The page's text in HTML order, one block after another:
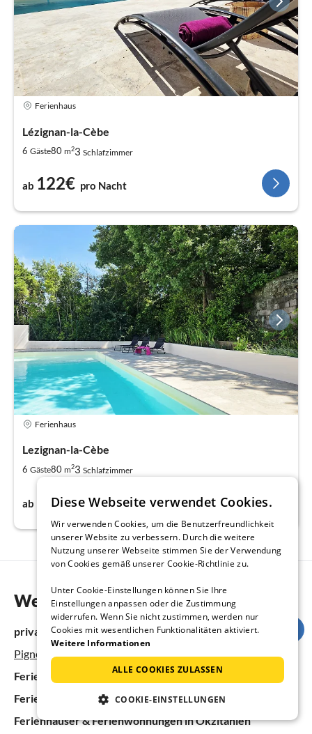
Ferienhaus
Lézignan-la-Cèbe
6 Gäste80 m23 Schlafzimmer
ab 122€ pro Nacht
Ferienhaus
Lezignan-la-Cèbe
6 Gäste80 m23 Schlafzimmer
ab 172€ pro Nacht
Weitere Informationen
private Homepage:
Pignes et Lucques
Ferienhäuser & Ferienwohnungen in Frankreich
Ferienhäuser & Ferienwohnungen in Südfrankreich
Ferienhäuser & Ferienwohnungen in Okzitanien
Diese Webseite verwendet Cookies.
Wir verwenden Cookies, um die Benutzerfreundlichkeit
unserer Website zu verbessern. Durch die weitere
Nutzung unserer Webseite stimmen Sie der Verwendung
von Cookies gemäß unserer Cookie-Richtlinie zu.
Unter Cookie-Einstellungen können Sie Ihre
Einstellungen anpassen oder die Zustimmung
widerrufen. Wenn Sie nicht zustimmen, werden nur
Cookies mit wesentlichen Funktionalitäten aktiviert.
Weitere Informationen
ALLE COOKIES ZULASSEN
COOKIE-EINSTELLUNGEN